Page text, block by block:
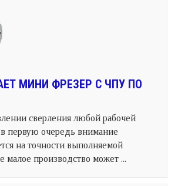
МИНИ ФРЕЗЕР С ЧПУ ПО
сверления любой рабочей
первую очередь внимание
на точности выполняемой
малое производство может ...